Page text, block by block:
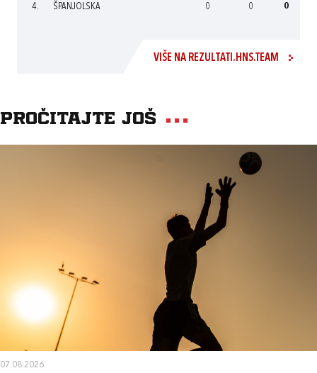
4. ŠPANJOLSKA 0 0 0
VIŠE NA REZULTATI.HNS.TEAM
Pročitajte još
07.08.2026.